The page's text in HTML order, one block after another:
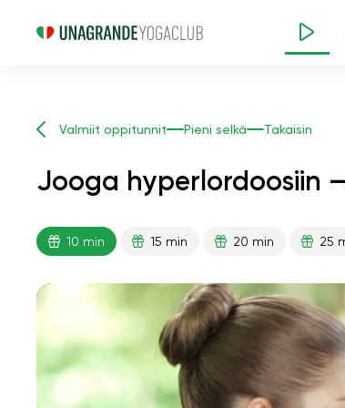
Valmiit oppitunnit Pieni selkä Takaisin
Jooga hyperlordoosiin
10 min 15 min 20 min 25